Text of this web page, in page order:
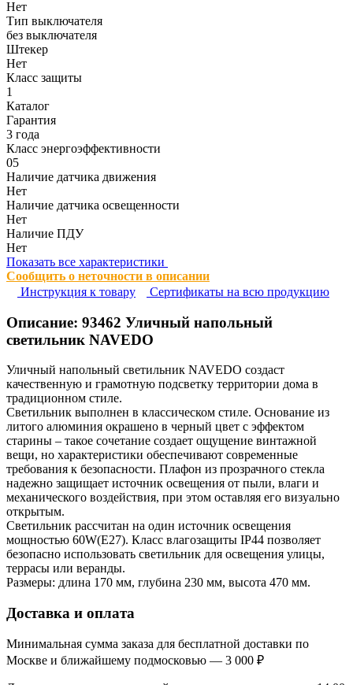
Нет
Тип выключателя
без выключателя
Штекер
Нет
Класс защиты
1
Каталог
Гарантия
3 года
Класс энергоэффективности
05
Наличие датчика движения
Нет
Наличие датчика освещенности
Нет
Наличие ПДУ
Нет
Показать все характеристики
Сообщить о неточности в описании
Инструкция к товару
Сертификаты на всю продукцию
Описание: 93462 Уличный напольный
светильник NAVEDO
Уличный напольный светильник NAVEDO создаст
качественную и грамотную подсветку территории дома в
традиционном стиле.
Светильник выполнен в классическом стиле. Основание из
литого алюминия окрашено в черный цвет с эффектом
старины – такое сочетание создает ощущение винтажной
вещи, но характеристики обеспечивают современные
требования к безопасности. Плафон из прозрачного стекла
надежно защищает источник освещения от пыли, влаги и
механического воздействия, при этом оставляя его визуально
открытым.
Светильник рассчитан на один источник освещения
мощностью 60W(E27). Класс влагозащиты IP44 позволяет
безопасно использовать светильник для освещения улицы,
террасы или веранды.
Размеры: длина 170 мм, глубина 230 мм, высота 470 мм.
Доставка и оплата
Минимальная сумма заказа для бесплатной доставки по
Москве и ближайшему подмосковью — 3 000 ₽